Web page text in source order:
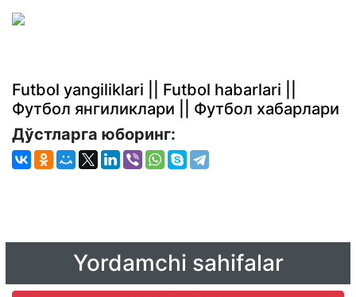
Futbol yangiliklari || Futbol habarlari ||
Футбол янгиликлари || Футбол хабарлари
Дўстларга юборинг:
Yordamchi sahifalar